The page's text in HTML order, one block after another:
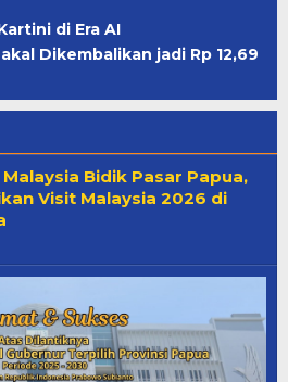
di Era AI
Dikembalikan jadi Rp 12,69
Bidik Pasar Papua,
Visit Malaysia 2026 di